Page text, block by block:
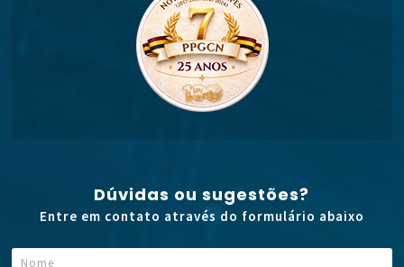
Dúvidas ou sugestões?
Entre em contato através do formulário abaixo
N